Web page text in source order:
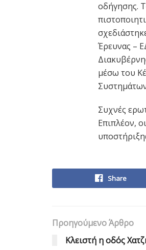
οδήγησης.
Έρευνας –
μέσω του
Συχνές
Επιπλέον,
Share
Προηγούμενο Άρθρο
Κλειστή η οδός